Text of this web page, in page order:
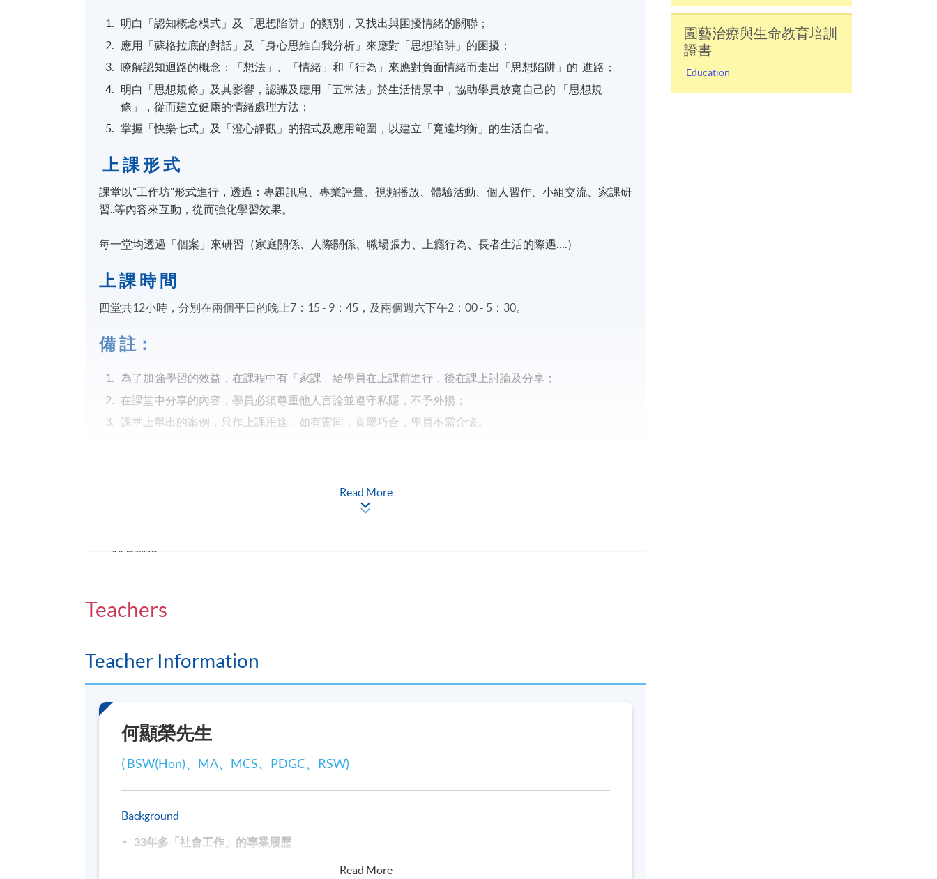
明白「認知概念模式」及「思想陷阱」的類別，又找出與困擾情緒的關聯；
應用「蘇格拉底的對話」及「身心思維自我分析」來應對「思想陷阱」的困擾；
瞭解認知迴路的概念：「想法」、「情緒」和「行為」來應對負面情緒而走出「思想陷阱」的 進路；
明白「思想規條」及其影響，認識及應用「五常法」於生活情景中，協助學員放寬自己的 「思想規
條」，從而建立健康的情緒處理方法；
掌握「快樂七式」及「澄心靜觀」的招式及應用範圍，以建立「寬達均衡」的生活自省。
上 課 形 式
課堂以"工作坊"形式進行，透過：專題訊息、專業評量、視頻播放、體驗活動、個人習作、小組交流、家課研
習..等內容來互動，從而強化學習效果。
每一堂均透過「個案」來研習（家庭關係、人際關係、職場張力、上癮行為、長者生活的際遇….）
上 課 時 間
四堂共12小時，分別在兩個平日的晚上7：15 - 9：45，及兩個週六下午2：00 - 5：30。
備註：
為了加強學習的效益，在課程中有「家課」給學員在上課前進行，後在課上討論及分享；
在課堂中分享的內容，學員必須尊重他人言論並遵守私隱，不予外揚；
課堂上舉出的案例，只作上課用途，如有雷同，實屬巧合，學員不需介懷。
11月課程:
星期六 21/11 和 28/11, 2:00 PM – 5:30 PM, (每節3.5小時）
Read More
Teachers
Teacher Information
何顯榮先生
( BSW(Hon)、MA、MCS、PDGC、RSW)
Background
33年多「社會工作」的專業履歷
Read More
園藝治療與生命教育培訓
證書
Education